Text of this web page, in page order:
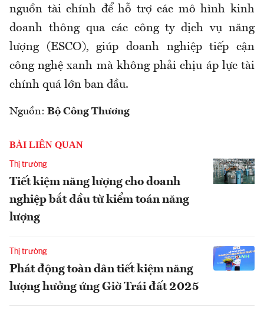
nguồn tài chính để hỗ trợ các mô hình kinh
doanh thông qua các công ty dịch vụ năng
lượng (ESCO), giúp doanh nghiệp tiếp cận
công nghệ xanh mà không phải chịu áp lực tài
chính quá lớn ban đầu.
Nguồn: Bộ Công Thương
BÀI LIÊN QUAN
Thị trường
Tiết kiệm năng lượng cho doanh
nghiệp bắt đầu từ kiểm toán năng
lượng
Thị trường
Phát động toàn dân tiết kiệm năng
lượng hưởng ứng Giờ Trái đất 2025